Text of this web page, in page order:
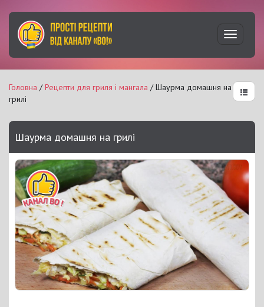
Головна /Рецепти для гриля і мангала / Шаурма домашня на
грилі
Шаурма домашня на грилі